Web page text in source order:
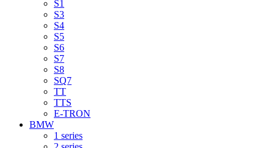
S1
S3
S4
S5
S6
S7
S8
SQ7
TT
TTS
E-TRON
BMW
1 series